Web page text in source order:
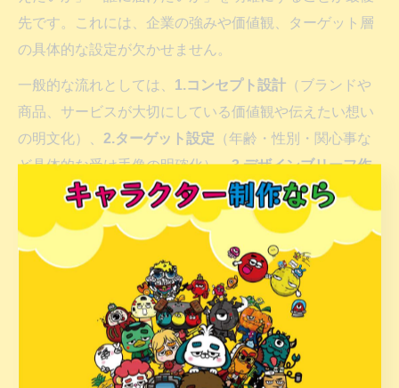
先です。これには、企業の強みや価値観、ターゲット層
の具体的な設定が欠かせません。
一般的な流れとしては、 1.コンセプト設計 （ブランドや
商品、サービスが大切にしている価値観や伝えたい想い
の明文化）、 2.ターゲット設定 （年齢・性別・関心事な
ど具体的な受け手像の明確化）、3.デザインブリーフ作
（必要な要素やNG事項の整理）、 4.制作依頼・打ち合
、 5.ラフ案確認〜修正・決定 の順で進めます。
このプロセスを丁寧に進めることで、企業の想いが正確
にデザイナーへ伝わり、「使いやすく・伝わる」キャラ
クターが生まれます。失敗例としては、曖昧な依頼内容
で期待と違うデザインが上がってしまったり、ターゲッ
トに刺さらないキャラクターになってしまうことが挙げ